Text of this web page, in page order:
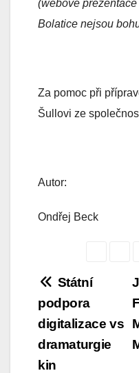
(webové
Bolatice nejsou
Za pomoc při
Šullovi ze
Autor:
Ondřej Beck
Navigace
pro
Státní
podpora
digitalizace vs
dramaturgie
kin